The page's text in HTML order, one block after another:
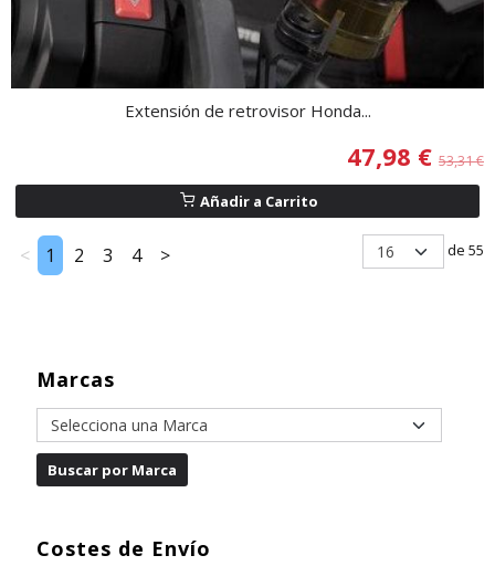
Marcas
Costes de Envío
Extensión de retrovisor Honda...
47,98 € 53,31 €
Añadir a Carrito
< 1 2 3 4 > de 55